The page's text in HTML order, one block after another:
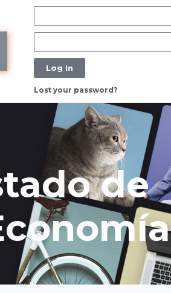
Log In
Lost your password?
de